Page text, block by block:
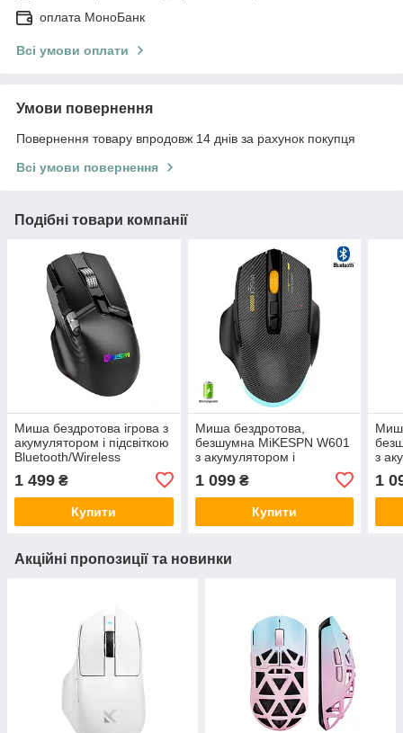
оплата МоноБанк
Всі умови оплати
Умови повернення
Повернення товару впродовж 14 днів за рахунок покупця
Всі умови повернення
Подібні товари компанії
Миша бездротова ігрова з
акумулятором і підсвіткою
Bluetooth/Wireless
Black
1 499 ₴
Купити
Миша бездротова,
безшумна MiKESPN W601
з акумулятором і
підсвіткою 2,4G+Bluetooth
Black
1 099₴
Купити
з
1
Акційні пропозиції та новинки